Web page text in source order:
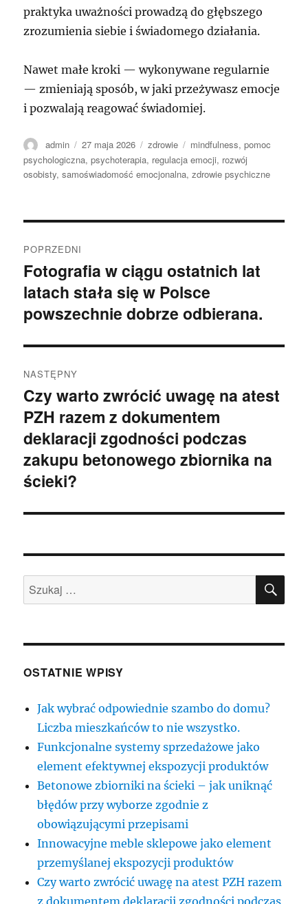
praktyka uważności prowadzą do głębszego
zrozumienia siebie i świadomego działania.
Nawet małe kroki — wykonywane regularnie
— zmieniają sposób, w jaki przeżywasz emocje
i pozwalają reagować świadomiej.
Autor
admin
Data
publikacji
27 maja 2026 Kategorie
zdrowie Tagi
mindfulness,pomoc
psychologiczna,psychoterapia, regulacja emocji, rozwój
osobisty,samoświadomość emocjonalna,zdrowie psychiczne
wpisu
POPRZEDNI
Poprzedni
wpis:
Fotografia w ciągu ostatnich lat
latach stała się w Polsce
powszechnie dobrze odbierana.
NASTĘPNY
Następny
wpis:
Czy warto zwrócić uwagę na atest
PZH razem z dokumentem
deklaracji zgodności podczas
zakupu betonowego zbiornika na
ścieki?
Szukaj:
OSTATNIE WPISY
Jak wybrać odpowiednie szambo do domu?
Liczba mieszkańców to nie wszystko.
Funkcjonalne systemy sprzedażowe jako
element efektywnej ekspozycji produktów
Betonowe zbiorniki na ścieki – jak uniknąć
błędów przy wyborze zgodnie z
obowiązującymi przepisami
Innowacyjne meble sklepowe jako element
przemyślanej ekspozycji produktów
Czy warto zwrócić uwagę na atest PZH razem
z dokumentem deklaracji zgodności podczas